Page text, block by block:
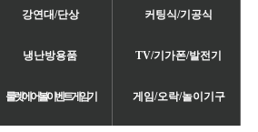
강연대/단상 커팅식/기공식
냉난방용품 TV/기가폰/발전기
룰렛/에어볼/이벤트게임기 게임/오락/놀이기구